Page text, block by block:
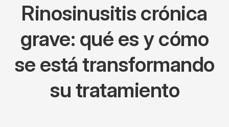
Rinosinusitis crónica
grave: qué es y cómo
se está transformando
su tratamiento